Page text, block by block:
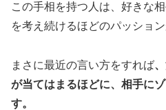
この手相を持つ人は、好きな
を考え続けるほどのパッション
まさに最近の言い方をすれば
が当てはまるほどに、相手に
す。